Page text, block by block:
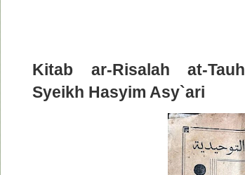
Kitab ar-Risalah at-
Syeikh Hasyim Asy`ari